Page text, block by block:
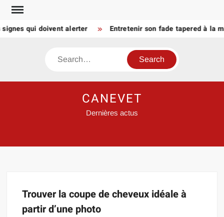
Skip
content qui doivent alerter Entretenir son fade tapered à la
Search
CANEVET
Dernières actus
Trouver la coupe de cheveux idéale à
partir d’une photo